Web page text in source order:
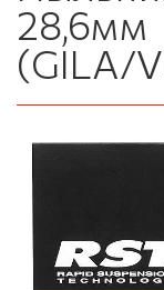
28,6мм
(GILA/